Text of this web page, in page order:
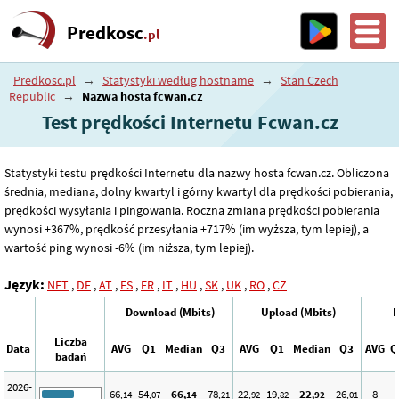
Predkosc.pl
Predkosc.pl → Statystyki według hostname →
Stan Czech
Republic → Nazwa hosta fcwan.cz
Test prędkości Internetu Fcwan.cz
Statystyki testu prędkości Internetu dla nazwy hosta fcwan.cz. Obliczona
średnia, mediana, dolny kwartyl i górny kwartyl dla prędkości pobierania,
prędkości wysyłania i pingowania. Roczna zmiana prędkości pobierania
wynosi +367%, prędkość przesyłania +717% (im wyższa, tym lepiej), a
wartość ping wynosi -6% (im niższa, tym lepiej).
Język: NET , DE ,AT , ES , FR , IT , HU ,SK , UK , RO ,CZ
Download (Mbits) Upload (Mbits)
Data
Liczba
badań
AVG Q1 Median Q3 AVG Q1 Median Q3 AVG
2026-
66,14 54,07 66,14 78,21 22,92 19,82 22,92 26,01 8